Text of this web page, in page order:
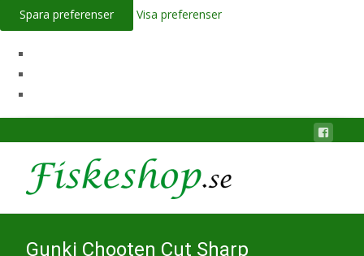
Spara preferenser Visa preferenser
Gunki Chooten Cut Sharp